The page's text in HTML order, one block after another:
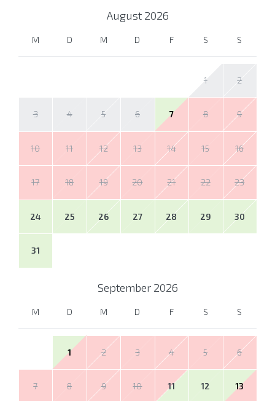
August 2026
M D M D F S S
1 2
3 4 5 6 7 8 9
10 11 12 13 14 15 16
17 18 19 20 21 22 23
24 25 26 27 28 29 30
31
September 2026
M D M D F S S
1 2 3 4 5 6
7 8 9 10 11 12 13